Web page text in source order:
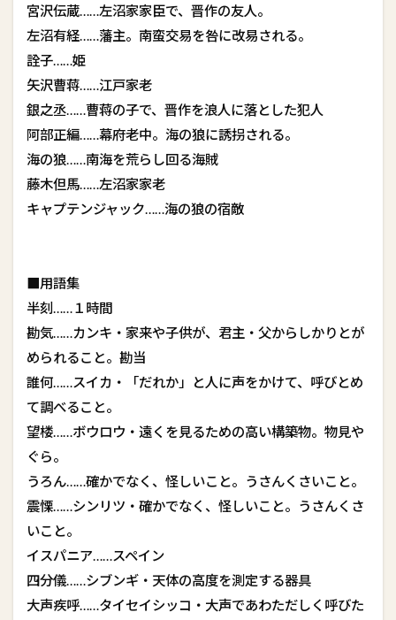
宮沢伝蔵……左沼家家臣で、晋作の友人。
左沼有経……藩主。南蛮交易を咎に改易される。
詮子……姫
矢沢曹蒋……江戸家老
銀之丞……曹蒋の子で、晋作を浪人に落とした犯人
阿部正編……幕府老中。海の狼に誘拐される。
海の狼……南海を荒らし回る海賊
藤木但馬……左沼家家老
キャプテンジャック……海の狼の宿敵
■用語集
半刻……１時間
勘気……カンキ・家来や子供が、君主・父からしかりとが
められること。勘当
誰何……スイカ・「だれか」と人に声をかけて、呼びとめ
て調べること。
望楼……ボウロウ・遠くを見るための高い構築物。物見や
ぐら。
うろん……確かでなく、怪しいこと。うさんくさいこと。
震慄……シンリツ・確かでなく、怪しいこと。うさんくさ
いこと。
イスパニア……スペイン
四分儀……シブンギ・天体の高度を測定する器具
大声疾呼……タイセイシッコ・大声であわただしく呼びた